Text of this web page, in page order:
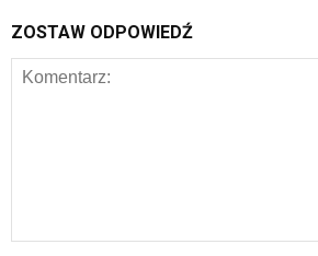
ZOSTAW ODPOWIEDŹ